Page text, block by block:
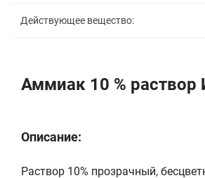
Действующее вещество:
Аммиак 10 %
Описание:
Раствор 10% прозрачный,